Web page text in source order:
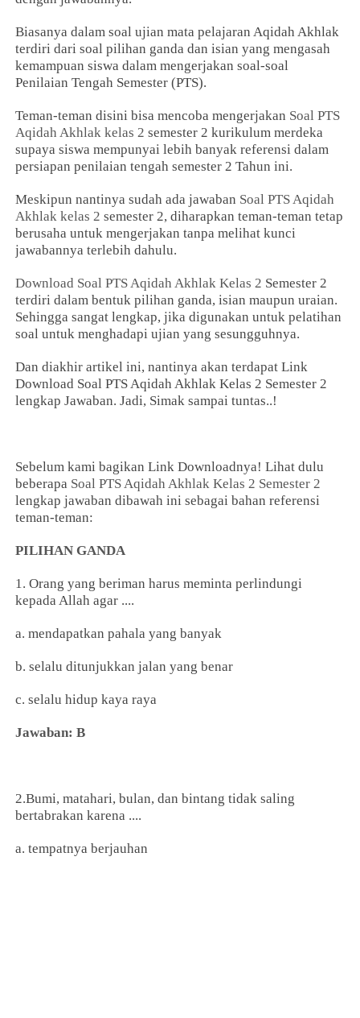
Biasanya dalam soal ujian mata pelajaran Aqidah Akhlak
terdiri dari soal pilihan ganda dan isian yang mengasah
kemampuan siswa dalam mengerjakan soal-soal
Penilaian Tengah Semester (PTS).
Teman-teman disini bisa mencoba mengerjakan Soal PTS
Aqidah Akhlak kelas 2 semester 2 kurikulum merdeka
supaya siswa mempunyai lebih banyak referensi dalam
persiapan penilaian tengah semester 2 Tahun ini.
Meskipun nantinya sudah ada jawaban Soal PTS Aqidah
Akhlak kelas 2 semester 2, diharapkan teman-teman tetap
berusaha untuk mengerjakan tanpa melihat kunci
jawabannya terlebih dahulu.
Download Soal PTS Aqidah Akhlak Kelas 2 Semester 2
terdiri dalam bentuk pilihan ganda, isian maupun uraian.
Sehingga sangat lengkap, jika digunakan untuk pelatihan
soal untuk menghadapi ujian yang sesungguhnya.
Dan diakhir artikel ini, nantinya akan terdapat Link
Download Soal PTS Aqidah Akhlak Kelas 2 Semester 2
lengkap Jawaban. Jadi, Simak sampai tuntas..!
Sebelum kami bagikan Link Downloadnya! Lihat dulu
beberapa Soal PTS Aqidah Akhlak Kelas 2 Semester 2
lengkap jawaban dibawah ini sebagai bahan referensi
teman-teman:
PILIHAN GANDA
1. Orang yang beriman harus meminta perlindungi
kepada Allah agar ....
a. mendapatkan pahala yang banyak
b. selalu ditunjukkan jalan yang benar
c. selalu hidup kaya raya
Jawaban: B
2.Bumi, matahari, bulan, dan bintang tidak saling
bertabrakan karena ....
a. tempatnya berjauhan